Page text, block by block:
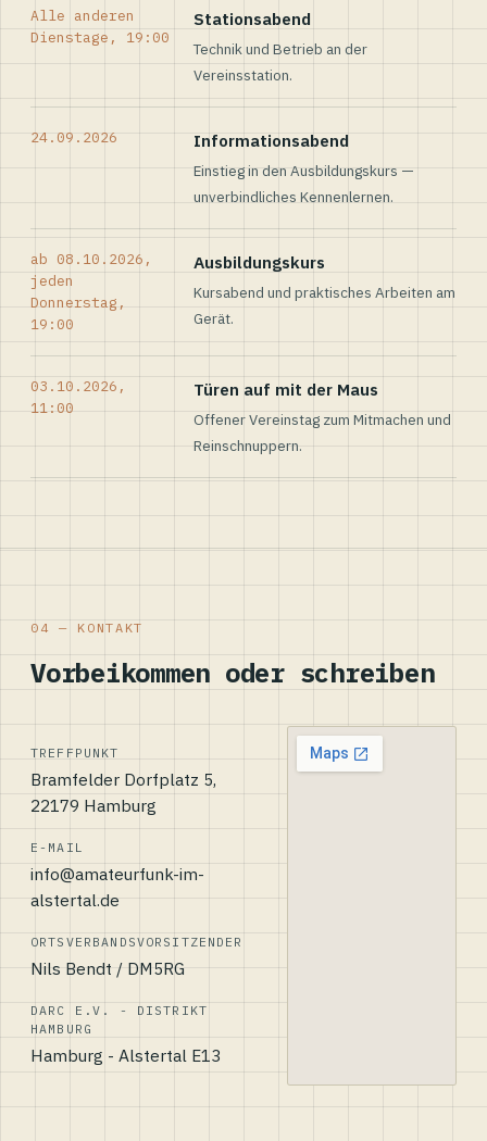
Alle anderen
Dienstage, 19:00
Stationsabend
Technik und Betrieb an der
Vereinsstation.
24.09.2026 Informationsabend
Einstieg in den Ausbildungskurs —
unverbindliches Kennenlernen.
ab 08.10.2026,
jeden
Donnerstag,
19:00
Ausbildungskurs
Kursabend und praktisches Arbeiten am
Gerät.
03.10.2026,
11:00
Türen auf mit der Maus
Offener Vereinstag zum Mitmachen und
Reinschnuppern.
04 — KONTAKT
Vorbeikommen oder schreiben
TREFFPUNKT
Bramfelder Dorfplatz 5,
22179 Hamburg
E-MAIL
info@amateurfunk-im-
alstertal.de
ORTSVERBANDSVORSITZENDER
Nils Bendt / DM5RG
DARC E.V. - DISTRIKT
HAMBURG
Hamburg - Alstertal E13